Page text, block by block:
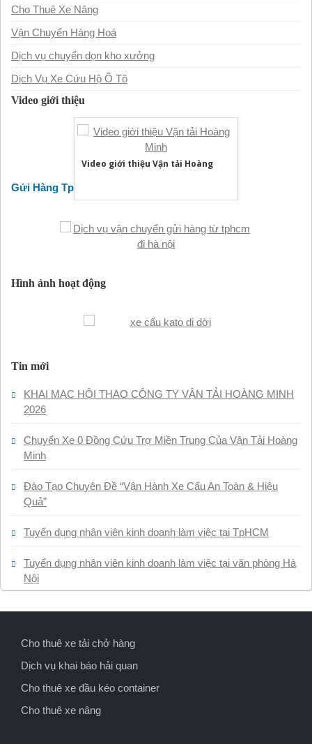
Cho Thuê Xe Nâng
Vận Chuyển Hàng Hoá
Dịch vụ chuyển dọn kho xưởng
Dịch Vụ Xe Cứu Hộ Ô Tô
Video giới thiệu
Video giới thiệu Vận tải Hoàng
Gửi Hàng TpHCM - Hà Nội
Hình ảnh hoạt động
Tin mới
KHAI MẠC HỘI THAO CÔNG TY VẬN TẢI HOÀNG MINH
2026
Chuyến Xe 0 Đồng Cứu Trợ Miền Trung Của Vận Tải Hoàng
Minh
Đào Tạo Chuyên Đề “Vận Hành Xe Cẩu An Toàn & Hiệu
Quả”
Tuyển dụng nhân viên kinh doanh làm việc tại TpHCM
Tuyển dụng nhân viên kinh doanh làm việc tại văn phòng Hà
Nội
Cho thuê xe tải chở hàng
Dịch vụ khai báo hải quan
Cho thuê xe đầu kéo container
Cho thuê xe nâng